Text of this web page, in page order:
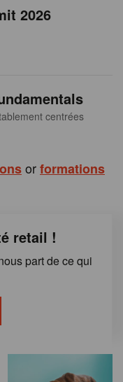
2026
centrées
orformations
retail !
part de ce qui